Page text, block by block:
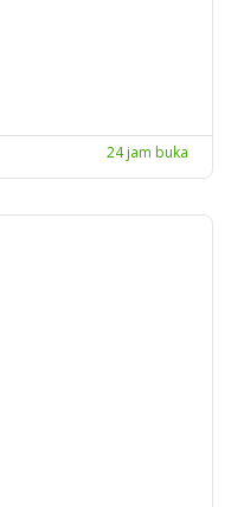
24 jam buka